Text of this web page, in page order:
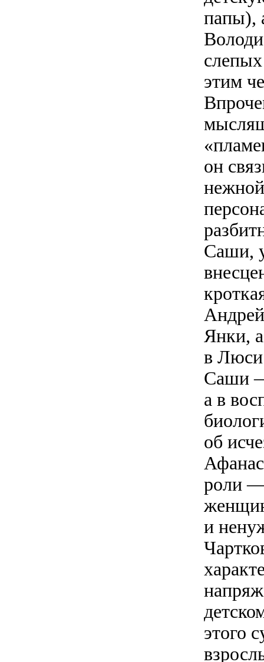
папы),
этим
он
Саши,
Янки,
в Люси
Саши
а в
об
роли
и
этого